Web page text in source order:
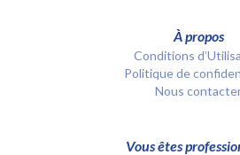
À propos
Conditions
Politique de
Nous
Vous êtes